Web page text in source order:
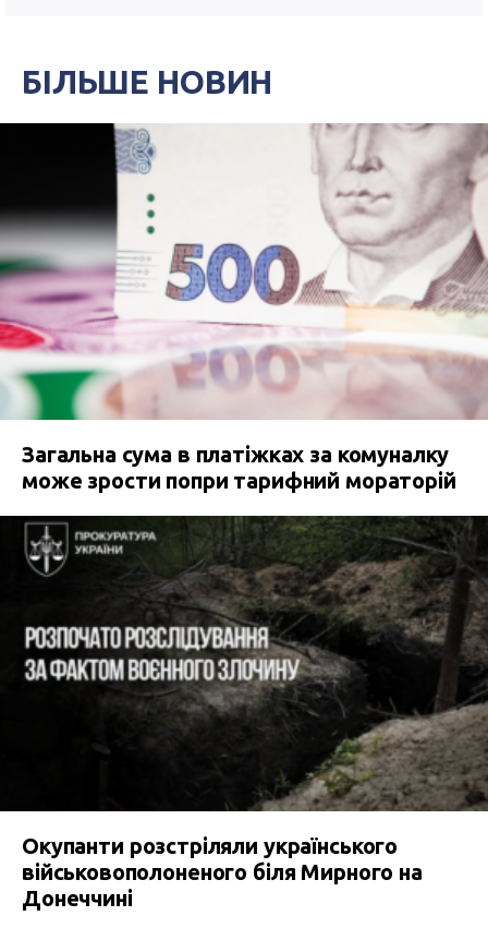
БІЛЬШЕ НОВИН
Загальна сума в платіжках за комуналку
може зрости попри тарифний мораторій
Окупанти розстріляли українського
військовополоненого біля Мирного на
Донеччині